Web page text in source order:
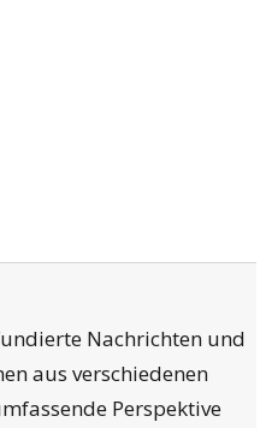
Nachrichten und
aus verschiedenen
Perspektive